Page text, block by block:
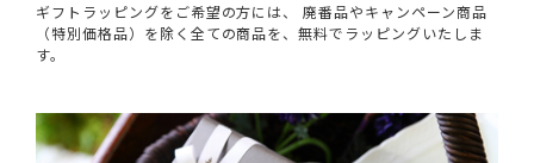
ギフトラッピングをご希望の方には、 廃番品やキャンペーン商品
（特別価格品）を除く全ての商品を、無料でラッピングいたしま
す。